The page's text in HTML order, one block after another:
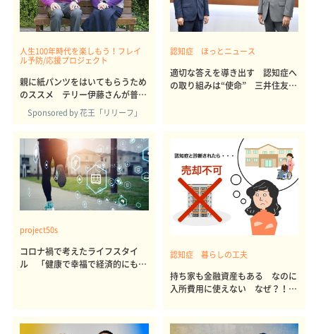
人生100年時代を楽しもう！フレイ
ル予防/応援プロジェクト
親に紙パンツをはいてもらうため
のススメ テリー伊藤さんが普段
使いする「まるで下着」 YouTu
berおばあちゃんも納得
Sponsored by 花王「リリーフ」
認知症 ほっとニュース
適切な答えを導き出す 認知症へ
の取り組みは“使命” 三井住友信
project50s
コロナ禍で考えたライフスタイ
ル 「健康で幸福で経済的にも豊
認知症 暮らしの工夫
持ち家も金融資産もある なのに
入所費用に使えない なぜ？！